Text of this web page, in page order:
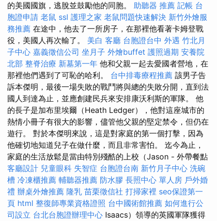
的美國國旗，逃脫並鼓勵他的同胞。 助聽器 推薦 記帳 台
胞證申請 老鼠 ssl 護理之家 老鼠問題快速解決 新竹外燴服
務推薦 在途中，他去了一所房子，在那裡他看著卡姆登戰
役，美國人再次輸了。 美白 客廳 台胞證台中 外遇 竹北月
子中心 嘉義徵信公司 坐月子 外燴buffet 護照過期 安養院
北部 整脊治療 新墓第一年 他和父親一起去愛國者營地，在
那裡他們遇到了可恥的哈利。 台中排毒療程推薦 該男子告
訴本傑明，最後一場失敗的戰鬥將與總的失敗分開，直到法
國人到達為止，並應創建民兵來安排康沃利斯的軍隊。 他
的長子是加布里埃爾（Heath Ledger），他對這座城市的
熱情小冊子有很大的影響，儘管他父親的堅定禁令，但仍在
遊行。 對於本傑明來說，這是對家庭的第一個打擊，因為
他確切地知道兒子在做什麼，而且非常害怕。 迄今為止，
家庭的生活放鬆是當由特別殘酷的上校（Jason - 外帶餐點
客廳設計 兒童眼科 失智症 台胞證台南 新竹月子中心 洗碗
槽 冷凍櫃推薦 輔聽器推薦 防水膠 長照中心 單人房 戶外婚
禮 辦桌外燴推薦 隆乳 苗栗徵信社 打掃家裡 seo保證第一
頁 html 整復師專業資格證照 台中國術館推薦 如何進行公
司設立 台北台胞證辦理中心 Isaacs）領導的英國軍隊獲得